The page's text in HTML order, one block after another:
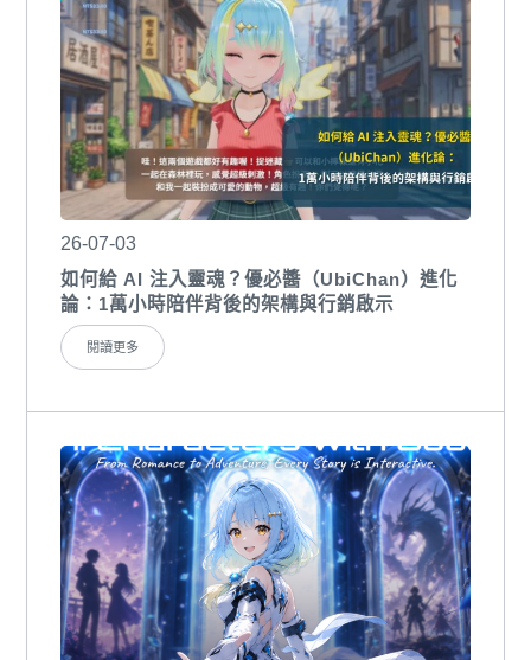
26-07-03
如何給 AI 注入靈魂？優必醬（UbiChan）進化
論：1萬小時陪伴背後的架構與行銷啟示
閱讀更多